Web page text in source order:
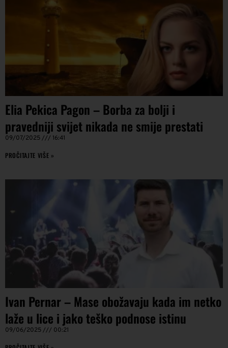
Elia Pekica Pagon – Borba za bolji i
pravedniji svijet nikada ne smije prestati
09/07/2025 16:41
PROČITAJTE VIŠE »
Ivan Pernar – Mase obožavaju kada im netko
laže u lice i jako teško podnose istinu
09/06/2025 00:21